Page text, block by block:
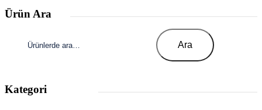
Ürün Ara
Ara
Kategori